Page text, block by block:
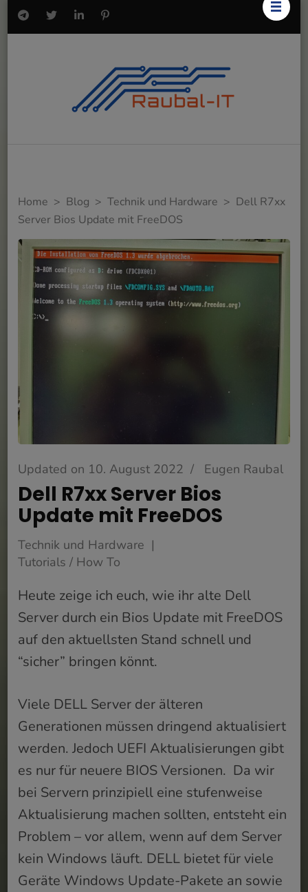
Home > Blog > Technik und Hardware > Dell R7xx
Server Bios Update mit FreeDOS
Updated on 10. August 2022 / Eugen Raubal
Dell R7xx Server Bios
Update mit FreeDOS
Technik und Hardware
Tutorials / How To
Heute zeige ich euch, wie ihr alte Dell
Server durch ein Bios Update mit FreeDOS
auf den aktuellsten Stand schnell und
“sicher” bringen könnt.
Viele DELL Server der älteren
Generationen müssen dringend aktualisiert
werden. Jedoch UEFI Aktualisierungen gibt
es nur für neuere BIOS Versionen. Da wir
bei Servern prinzipiell eine stufenweise
Aktualisierung machen sollten, entsteht ein
Problem – vor allem, wenn auf dem Server
kein Windows läuft. DELL bietet für viele
Geräte Windows Update-Pakete an sowie